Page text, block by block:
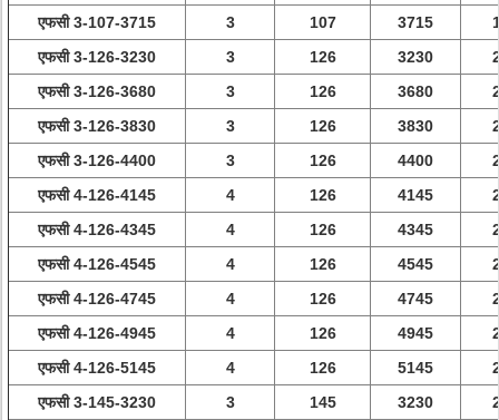
एफसी 3-107-3715
3 107 3715
एफसी 3-126-3230
3 126 3230
एफसी 3-126-3680
3 126 3680
एफसी 3-126-3830
3 126 3830
एफसी 3-126-4400
3 126 4400
एफसी 4-126-4145
4 126 4145
एफसी 4-126-4345
4 126 4345
एफसी 4-126-4545
4 126 4545
एफसी 4-126-4745
4 126 4745
एफसी 4-126-4945
4 126 4945
एफसी 4-126-5145
4 126 5145
एफसी 3-145-3230
3 145 3230